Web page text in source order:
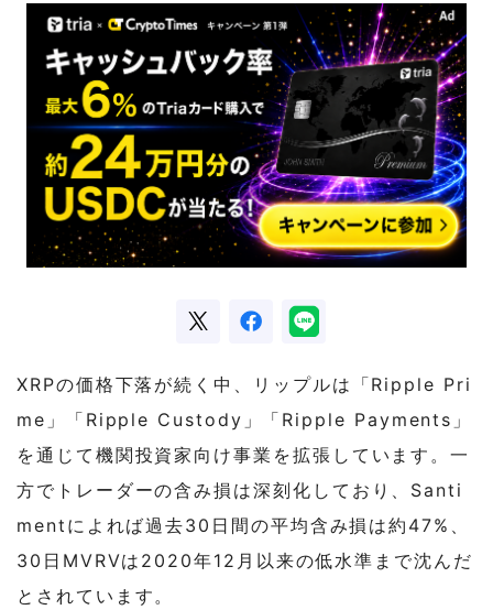
XRPの価格下落が続く中、リップルは「Ripple Pri
me」「Ripple Custody」「Ripple Payments」
を通じて機関投資家向け事業を拡張しています。一
方でトレーダーの含み損は深刻化しており、Santi
mentによれば過去30日間の平均含み損は約47%、
30日MVRVは2020年12月以来の低水準まで沈んだ
とされています。